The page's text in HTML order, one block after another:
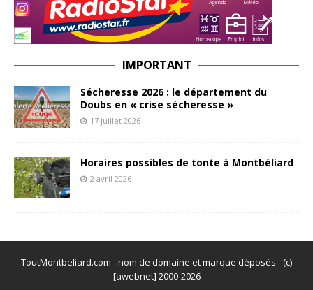
IMPORTANT
Sécheresse 2026 : le département du
Doubs en « crise sécheresse »
17 juillet 2026
Horaires possibles de tonte à Montbéliard
2 avril 2026
ToutMontbeliard.com - nom de domaine et marque déposés - (c)
[awebnet] 2000-2026